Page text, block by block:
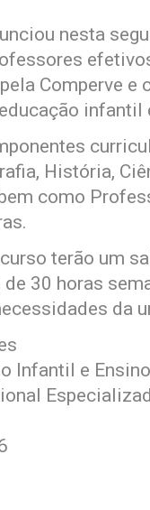
nesta
Comperve e
infantil
História,
como
terão um
30 horas
da
Infantil e